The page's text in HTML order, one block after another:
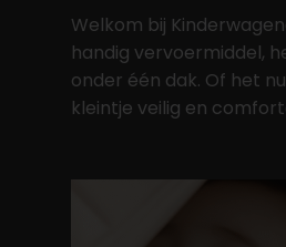
Welkom bij
handig vervoermiddel,
onder één dak. Of het
kleintje veilig en